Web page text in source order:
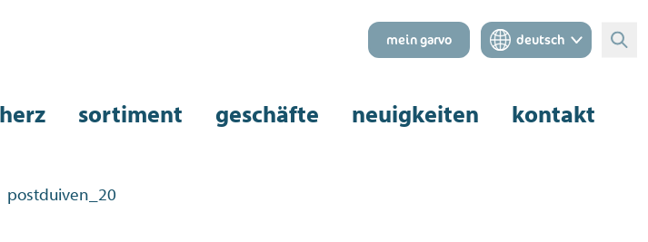
mein garvo deutsch
sortiment geschäfte neuigkeiten kontakt
postduiven_20